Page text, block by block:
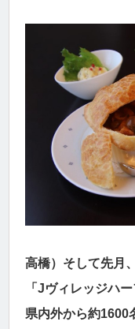
高橋）そして先月
「Jヴィレッジハ
県内外から約1600